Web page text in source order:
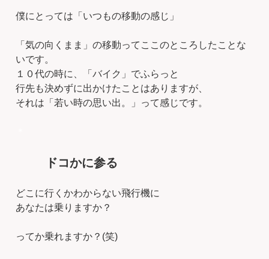
僕にとっては「いつもの移動の感じ」
「気の向くまま」の移動ってここのところしたことな
いです。
１０代の時に、「バイク」でふらっと
行先も決めずに出かけたことはありますが、
それは「若い時の思い出。」って感じです。
ドコかに参る
どこに行くかわからない飛行機に
あなたは乗りますか？
ってか乗れますか？(笑)